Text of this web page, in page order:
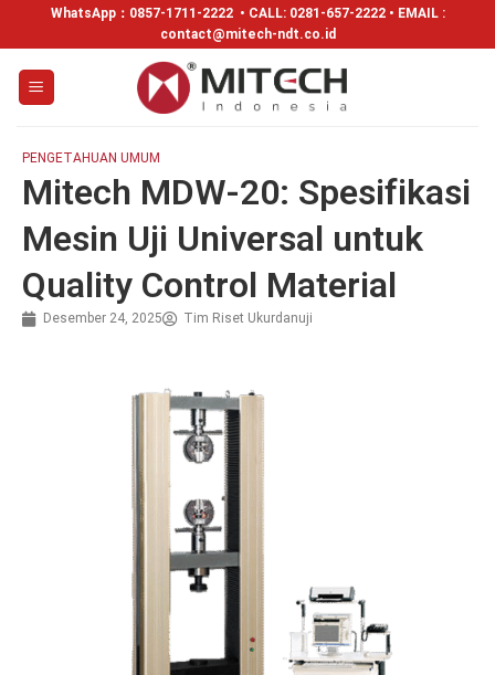
WhatsApp： 0857-1711-2222 • CALL: 0281-657-2222 • EMAIL :
contact@mitech-ndt.co.id
PENGETAHUAN UMUM
Mitech MDW-20: Spesifikasi
Mesin Uji Universal untuk
Quality Control Material
Desember 24, 2025 Tim Riset Ukurdanuji